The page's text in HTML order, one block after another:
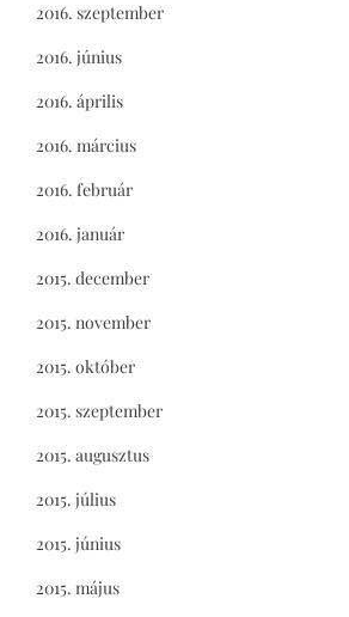
2016. szeptember
2016. június
2016. április
2016. március
2016. február
2016. január
2015. december
2015. november
2015. október
2015. szeptember
2015. augusztus
2015. július
2015. június
2015. május